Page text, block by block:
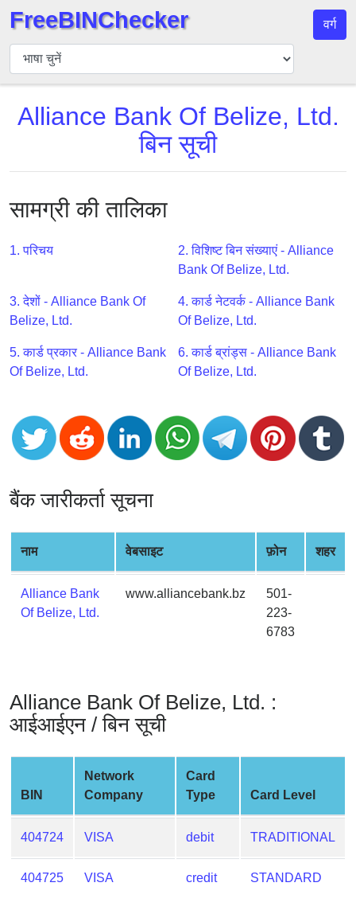
बिन
चेकर
खोजें
एपीआई
Generator
Checker
v2
CC
Generator
Banks
Credit
Validator
Card
Random
Credit
Credit
Card
from
Card
Checker
Service
What
FreeBINChecker वर्ग
Alliance Bank Of Belize, Ltd.
बिन सूची
सामग्री की तालिका
1. परिचय
2. विशिष्ट बिन संख्याएं - Alliance
Bank Of Belize, Ltd.
3. देशों - Alliance Bank Of
Belize, Ltd.
4. कार्ड नेटवर्क - Alliance Bank
Of Belize, Ltd.
5. कार्ड प्रकार - Alliance Bank
Of Belize, Ltd.
6. कार्ड ब्रांड्स - Alliance Bank
Of Belize, Ltd.
बैंक जारीकर्ता सूचना
नाम वेबसाइट फ़ोन शहर
Alliance Bank
Of Belize, Ltd.
www.alliancebank.bz
501-
223-
6783
Alliance Bank Of Belize, Ltd. :
आईआईएन / बिन सूची
BIN
Network
Company
Card
Type
Card Level
404724 VISA debit TRADITIONAL
404725 VISA credit STANDARD